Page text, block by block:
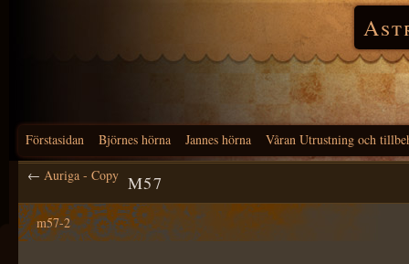
Förstasidan Björnes hörna Jannes hörna Våran Utrustning och
← Auriga - Copy M57
m57-2